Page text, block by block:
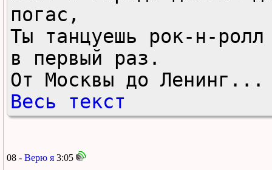
погас,
Ты танцуешь рок-н-
в первый раз.
От Москвы до Ленинг...
Весь текст
08 - Верю я 3:05